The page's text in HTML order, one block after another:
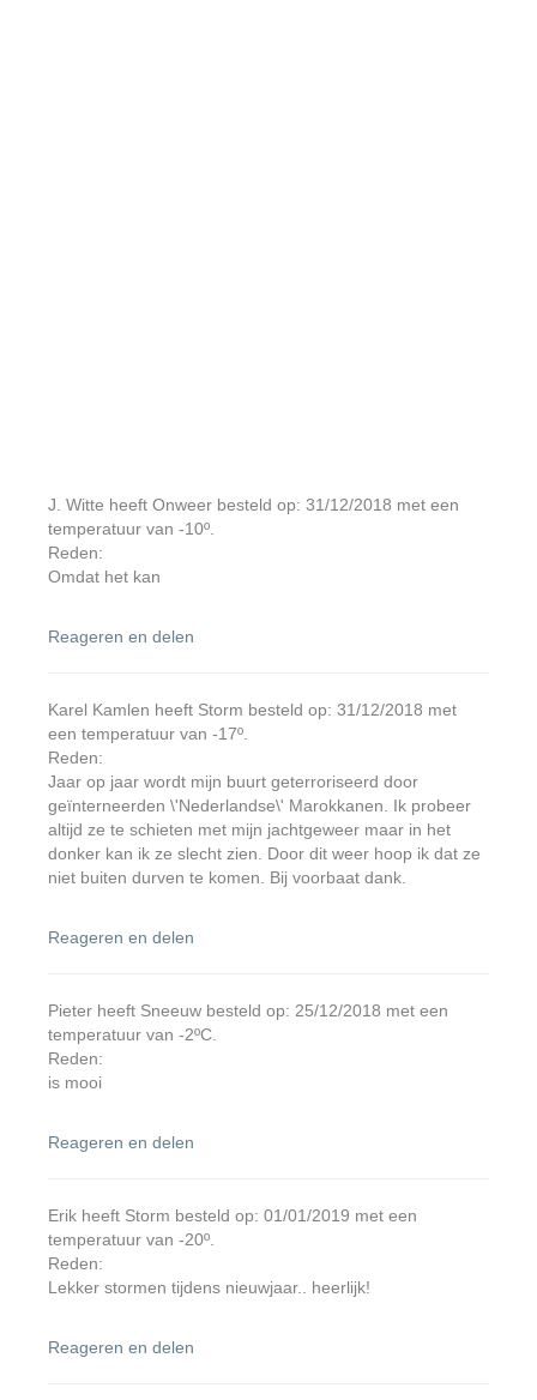
J. Witte heeft Onweer besteld op: 31/12/2018 met een
temperatuur van -10º.
Reden:
Omdat het kan
Reageren en delen
Karel Kamlen heeft Storm besteld op: 31/12/2018 met
een temperatuur van -17º.
Reden:
Jaar op jaar wordt mijn buurt geterroriseerd door
geïnterneerden \'Nederlandse\' Marokkanen. Ik probeer
altijd ze te schieten met mijn jachtgeweer maar in het
donker kan ik ze slecht zien. Door dit weer hoop ik dat ze
niet buiten durven te komen. Bij voorbaat dank.
Reageren en delen
Pieter heeft Sneeuw besteld op: 25/12/2018 met een
temperatuur van -2ºC.
Reden:
is mooi
Reageren en delen
Erik heeft Storm besteld op: 01/01/2019 met een
temperatuur van -20º.
Reden:
Lekker stormen tijdens nieuwjaar.. heerlijk!
Reageren en delen